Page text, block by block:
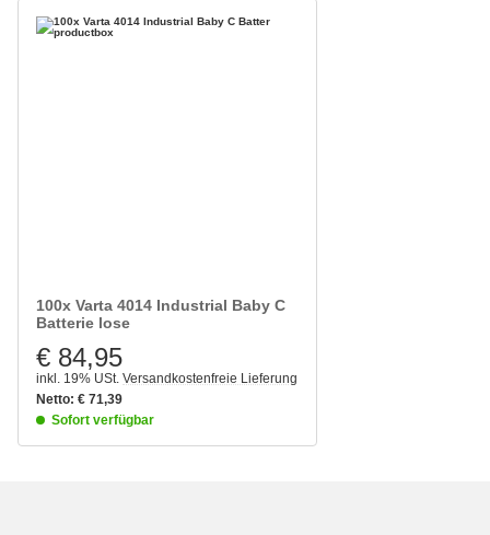
100x Varta 4014 Industrial Baby C
Batterie lose
€ 84,95
inkl. 19% USt. Versandkostenfreie Lieferung
Netto: € 71,39
Sofort verfügbar